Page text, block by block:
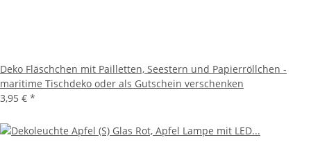
Deko Fläschchen mit Pailletten, Seestern und Papierröllchen -
maritime Tischdeko oder als Gutschein verschenken
3,95 € *